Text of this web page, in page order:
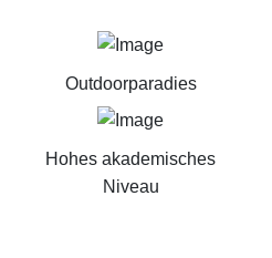
Outdoorparadies
Hohes akademisches
Niveau